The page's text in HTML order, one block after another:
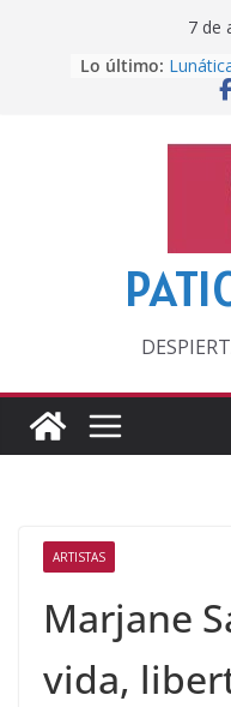
7 de
Lo último:
Pero,
‘La
Otra
ARTISTAS
Marjane
vida,